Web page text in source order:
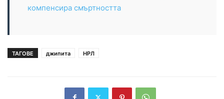
компенсира смъртността
ТАГОВЕ джипита НРЛ